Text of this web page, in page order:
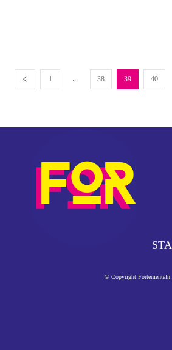
1 ... 38 39 40
© Copyright FortementeIn